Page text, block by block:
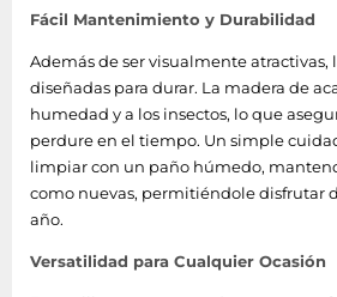
Fácil Mantenimiento y Durabilidad
Además de ser visualmente atractivas,
diseñadas para durar. La madera de
humedad y a los insectos, lo que
perdure en el tiempo. Un simple
limpiar con un paño húmedo,
como nuevas, permitiéndole disfrutar
año.
Versatilidad para Cualquier Ocasión